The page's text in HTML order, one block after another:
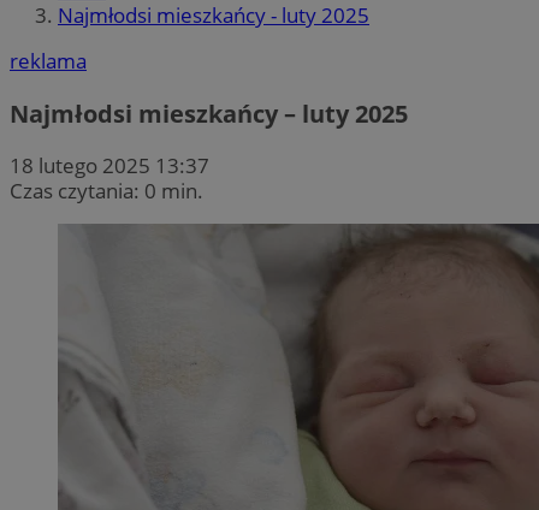
Najmłodsi mieszkańcy - luty 2025
reklama
Najmłodsi mieszkańcy – luty 2025
18 lutego 2025 13:37
Czas czytania: 0 min.